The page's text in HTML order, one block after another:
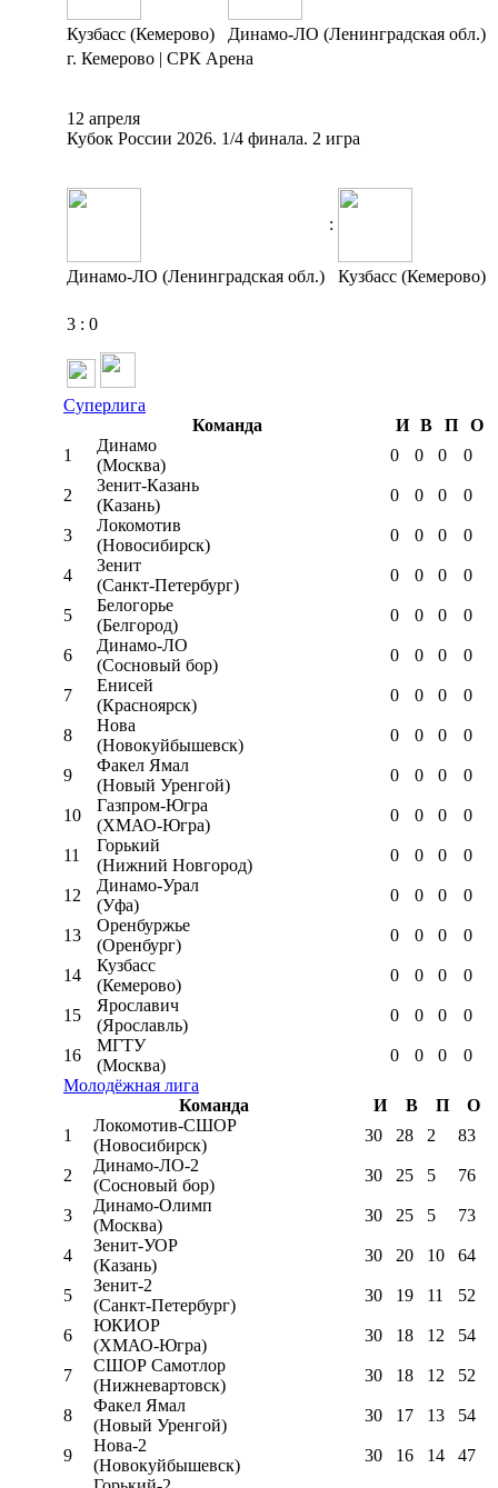
Кузбасс (Кемерово)
Динамо-ЛО (Ленинградская обл.)
г. Кемерово | СРК Арена
12 апреля
Кубок России 2026. 1/4 финала. 2 игра
:
Динамо-ЛО (Ленинградская обл.) Кузбасс (Кемерово)
3 : 0
Суперлига
Команда
И В П
О
1
Динамо
(Москва)
0 0 0 0
2
Зенит-Казань
(Казань)
0 0 0 0
3
Локомотив
(Новосибирск)
0 0 0 0
4
Зенит
(Санкт-Петербург)
0 0 0 0
5
Белогорье
(Белгород)
0 0 0 0
6
Динамо-ЛО
(Сосновый бор)
0 0 0 0
7
Енисей
(Красноярск)
0 0 0 0
8
Нова
(Новокуйбышевск)
0 0 0 0
9
Факел Ямал
(Новый Уренгой)
0 0 0 0
10
Газпром-Югра
(ХМАО-Югра)
0 0 0 0
11
Горький
(Нижний Новгород)
0 0 0 0
12
Динамо-Урал
(Уфа)
0 0 0 0
13
Оренбуржье
(Оренбург)
0 0 0 0
14
Кузбасс
(Кемерово)
0 0 0 0
15
Ярославич
(Ярославль)
0 0 0 0
16
МГТУ
(Москва)
0 0 0
0
Молодёжная лига
Команда
И В П
О
1
Локомотив-CШОР
(Новосибирск)
30 28 2 83
2
Динамо-ЛО-2
(Сосновый бор)
30 25 5 76
3
Динамо-Олимп
(Москва)
30 25 5 73
4
Зенит-УОР
(Казань)
30 20 10 64
5
Зенит-2
(Санкт-Петербург)
30 19 11 52
6
ЮКИОР
(ХМАО-Югра)
30 18 12 54
7
СШОР Самотлор
(Нижневартовск)
30 18 12 52
8
Факел Ямал
(Новый Уренгой)
30 17 13 54
9
Нова-2
(Новокуйбышевск)
30 16 14 47